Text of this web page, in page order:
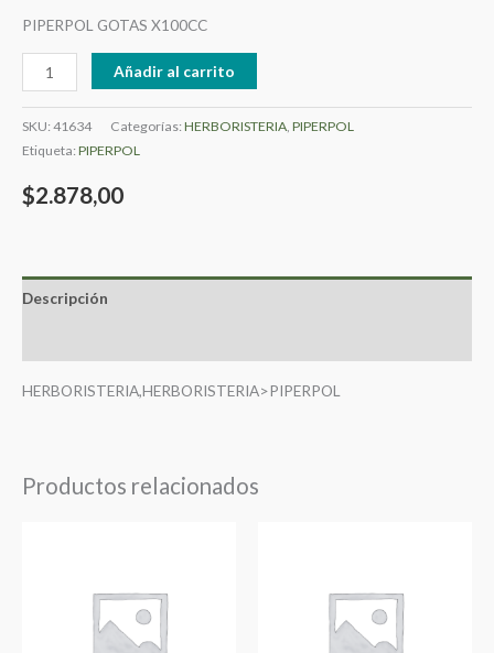
PIPERPOL GOTAS X100CC
Añadir al carrito
SKU: 41634 Categorías: HERBORISTERIA, PIPERPOL
Etiqueta: PIPERPOL
$2.878,00
Descripción
HERBORISTERIA,HERBORISTERIA>PIPERPOL
Productos relacionados